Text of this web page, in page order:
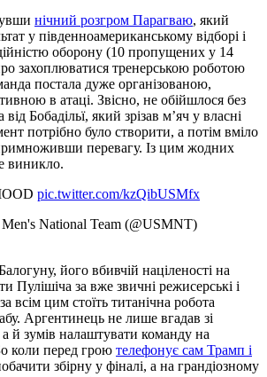
нічний розгром Парагваю, який
у південноамериканському відборі і
оборону (10 пропущених у 14
захоплюватися тренерською роботою
постала дуже організованою,
в атаці. Звісно, не обійшлося без
Бобадільї, який зрізав м’яч у власні
потрібно було створити, а потім вміло
перевагу. Із цим жодних
виникло.
pic.twitter.com/kzQibUSMfx
National Team (@USMNT)
його вбивчій націленості на
Пулішіча за вже звичні режисерські і
всім цим стоїть титанічна робота
Аргентинець не лише вгадав зі
й зумів налаштувати команду на
коли перед грою телефонує сам Трамп і
збірну у фіналі, а на грандіозному